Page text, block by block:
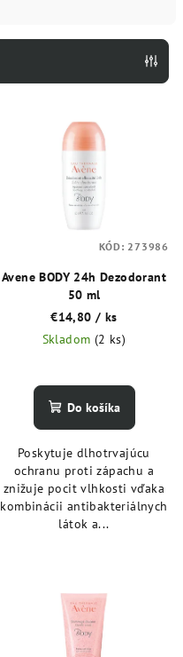
Avene BODY 24h Dezodorant
50 ml
€14,80/ ks
Skladom (2 ks)
Do košíka
Poskytuje dlhotrvajúcu
ochranu proti zápachu a
znižuje pocit vlhkosti vďaka
kombinácii antibakteriálnych
látok a...
KÓD: 273986